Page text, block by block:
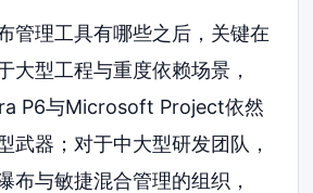
管理工具有哪些之后，关键在
大型工程与重度依赖场景，
P6与Microsoft Project依然
武器；对于中大型研发团队，
布与敏捷混合管理的组织，